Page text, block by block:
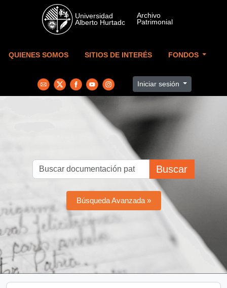
Skip to main content
QUIENES SOMOS SITIOS DE INTERÉS FONDOS
Iniciar sesión
Buscar
Búsqueda Avanzada »